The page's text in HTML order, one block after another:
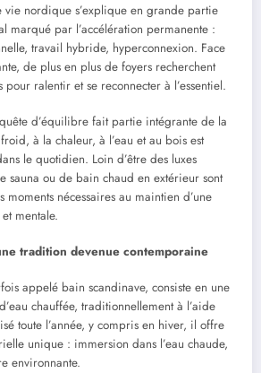
vie nordique s’explique en grande partie
marqué par l’accélération permanente :
travail hybride, hyperconnexion. Face
de plus en plus de foyers recherchent
pour ralentir et se reconnecter à l’essentiel.
d’équilibre fait partie intégrante de la
à la chaleur, à l’eau et au bois est
le quotidien. Loin d’être des luxes
sauna ou de bain chaud en extérieur sont
moments nécessaires au maintien d’une
mentale.
tradition devenue contemporaine
appelé bain scandinave, consiste en une
chauffée, traditionnellement à l’aide
toute l’année, y compris en hiver, il offre
unique : immersion dans l’eau chaude,
environnante.